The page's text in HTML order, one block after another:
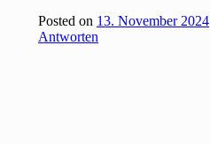
Posted on 13. November 2024
Antworten